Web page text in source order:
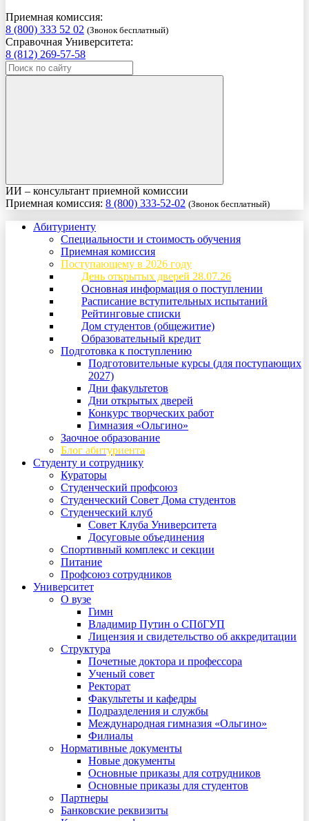
Приемная комиссия:
8 (800) 333 52 02 (Звонок бесплатный)
Справочная Университета:
8 (812) 269-57-58
ИИ – консультант приемной комиссии
Приемная комиссия: 8 (800) 333-52-02 (Звонок бесплатный)
Абитуриенту
Специальности и стоимость обучения
Приемная комиссия
Поступающему в 2026 году
День открытых дверей 28.07.26
Основная информация о поступлении
Расписание вступительных испытаний
Рейтинговые списки
Дом студентов (общежитие)
Образовательный кредит
Подготовка к поступлению
Подготовительные курсы (для поступающих
2027)
Дни факультетов
Дни открытых дверей
Конкурс творческих работ
Гимназия «Ольгино»
Заочное образование
Блог абитуриента
Студенту и сотруднику
Кураторы
Студенческий профсоюз
Студенческий Совет Дома студентов
Студенческий клуб
Совет Клуба Университета
Досуговые объединения
Спортивный комплекс и секции
Питание
Профсоюз сотрудников
Университет
О вузе
Гимн
Владимир Путин о СПбГУП
Лицензия и свидетельство об аккредитации
Структура
Почетные доктора и профессора
Ученый совет
Ректорат
Факультеты и кафедры
Подразделения и службы
Международная гимназия «Ольгино»
Филиалы
Нормативные документы
Новые документы
Основные приказы для сотрудников
Основные приказы для студентов
Партнеры
Банковские реквизиты